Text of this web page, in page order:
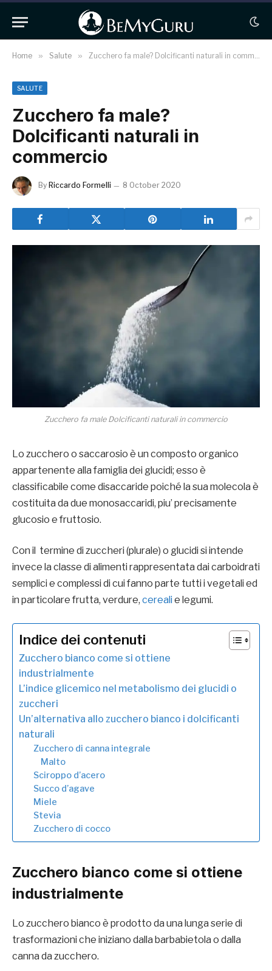
Home » Salute » Zucchero fa male? Dolcificanti naturali in commercio
SALUTE
Zucchero fa male?
Dolcificanti naturali in
commercio
By Riccardo Formelli 8 October 2020
Zucchero fa male Dolcificanti naturali in commercio
Lo zucchero o saccarosio è un composto organico
appartenente alla famiglia dei glucidi; esso è
classificabile come disaccaride poiché la sua molecola è
costituita da due monosaccaridi, piu’ precisamente
glucosio e fruttosio.
Con il termine di zuccheri (plurale) o glucidi si intende
invece la classe di alimenti rappresentata dai carboidrati
semplici e complessi di cui fanno parte tutti i vegetali ed
in particolare frutta, verdure, cereali e legumi.
Indice dei contenuti
Zucchero bianco come si ottiene
industrialmente
L’indice glicemico nel metabolismo dei glucidi o
zuccheri
Un’alternativa allo zucchero bianco i dolcificanti
naturali
Zucchero di canna integrale
Malto
Sciroppo d’acero
Succo d’agave
Miele
Stevia
Zucchero di cocco
Zucchero bianco come si ottiene
industrialmente
Lo zucchero bianco è prodotto da una lunga serie di
trasformazioni che iniziano dalla barbabietola o dalla
canna da zucchero.